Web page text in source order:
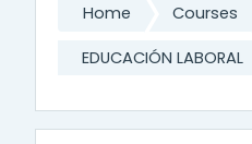
Home Courses
EDUCACIÓN LABORAL